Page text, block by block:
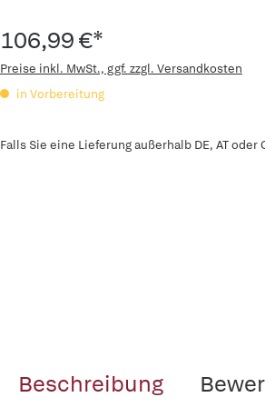
106,99 €*
Preise inkl. MwSt., ggf. zzgl. Versandkosten
in Vorbereitung
Falls Sie eine Lieferung außerhalb DE, AT
Beschreibung